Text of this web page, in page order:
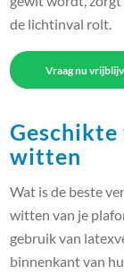
de lichtinval rolt.
Vraag nu
witten
Wat is de beste
witten van je
gebruik van
binnenkant van